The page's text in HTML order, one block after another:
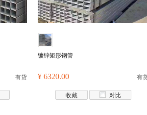
有货
镀锌矩形钢管
¥ 6320.00 有
收藏 对比